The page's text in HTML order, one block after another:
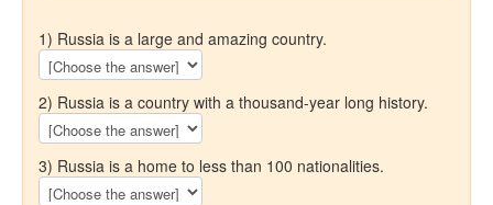
1) Russia is a large and amazing country.
2) Russia is a country with a thousand-year long history.
3) Russia is a home to less than 100 nationalities.